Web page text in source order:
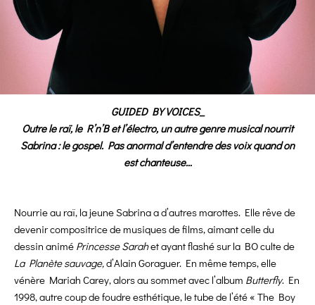
GUIDED BY VOICES_
Outre le raï, le R’n’B et l’électro, un autre genre musical nourrit
Sabrina : le gospel. Pas anormal d’entendre des voix quand on
est chanteuse…
Nourrie au raï, la jeune Sabrina a d’autres marottes. Elle rêve de
devenir compositrice de musiques de films, aimant celle du
dessin animé Princesse Sarahet ayant flashé sur la BO culte de
La Planète sauvage,d’Alain Goraguer. En même temps, elle
vénère Mariah Carey, alors au sommet avec l’album Butterfly. En
1998, autre coup de foudre esthétique, le tube de l’été « The Boy